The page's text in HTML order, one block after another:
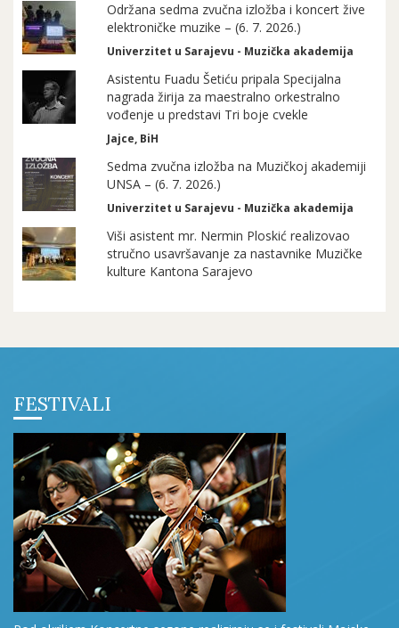
Održana sedma zvučna izložba i koncert žive
elektroničke muzike – (6. 7. 2026.)
Univerzitet u Sarajevu - Muzička akademija
Asistentu Fuadu Šetiću pripala Specijalna
nagrada žirija za maestralno orkestralno
vođenje u predstavi Tri boje cvekle
Jajce, BiH
Sedma zvučna izložba na Muzičkoj akademiji
UNSA – (6. 7. 2026.)
Univerzitet u Sarajevu - Muzička akademija
Viši asistent mr. Nermin Ploskić realizovao
stručno usavršavanje za nastavnike Muzičke
kulture Kantona Sarajevo
FESTIVALI